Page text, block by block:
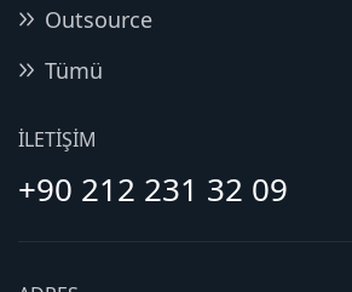
Outsource
Tümü
İLETIŞIM
+90 212 231 32 09